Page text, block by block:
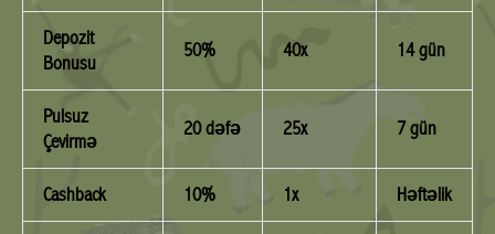
Depozit
Bonusu
50% 40x 14 gün
Pulsuz
Çevirmə
20 dəfə 25x 7 gün
Cashback 10% 1x Həftəlik